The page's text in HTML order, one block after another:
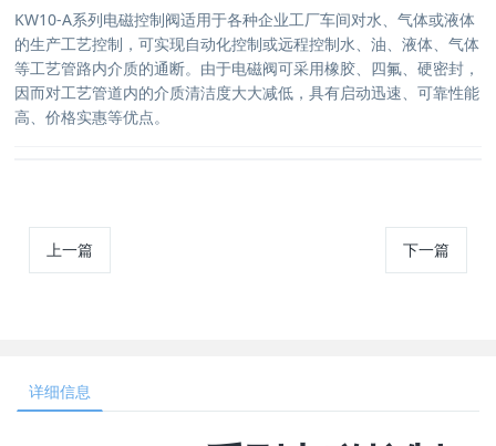
KW10-A系列电磁控制阀适用于各种企业工厂车间对水、气体或液体
的生产工艺控制，可实现自动化控制或远程控制水、油、液体、气体
等工艺管路内介质的通断。由于电磁阀可采用橡胶、四氟、硬密封，
因而对工艺管道内的介质清洁度大大减低，具有启动迅速、可靠性能
高、价格实惠等优点。
上一篇 下一篇
详细信息